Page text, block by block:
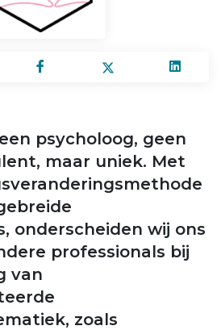
psycholoog, geen
maar uniek. Met
onderscheiden wij ons
professionals bij
van
zoals